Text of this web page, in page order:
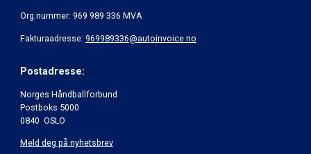
Org.nummer: 969 989 336 MVA
Fakturaadresse: 969989336@autoinvoice.no
Postadresse:
Norges Håndballforbund
Postboks 5000
0840 OSLO
Meld deg på nyhetsbrev